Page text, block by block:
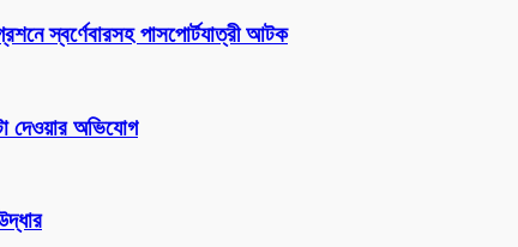
স্বর্ণেবারসহ পাসপোর্টযাত্রী আটক
দেওয়ার অভিযোগ